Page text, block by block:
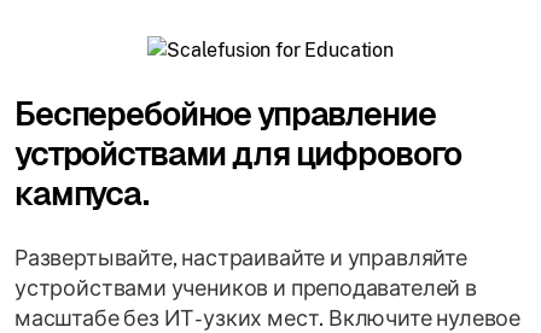
Бесперебойное управление
устройствами для цифрового
кампуса.
Развертывайте, настраивайте и управляйте
устройствами учеников и преподавателей в
масштабе без ИТ-узких мест. Включите нулевое